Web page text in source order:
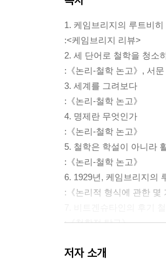
1. 케임브리지의 루트비히
:<케임브리지 리뷰>
2. 세 단어로 철학을 청소
:《논리-철학 논고》, 서문
3. 세계를 그려보다
:《논리-철학 논고》
4. 명제란 무엇인가
:《논리-철학 논고》
5. 철학은 학설이 아니라
:《논리-철학 논고》
6. 1929년, 케임브리지의
:《논리적 형식에 관한 몇
:《철학적 탐구》
:《청색 책》
저자 소개